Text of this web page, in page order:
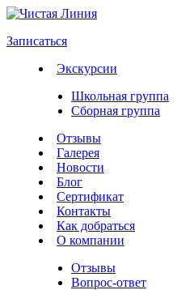
Записаться
Экскурсии
Школьная группа
Сборная группа
Отзывы
Галерея
Новости
Блог
Сертификат
Контакты
Как добраться
О компании
Отзывы
Вопрос-ответ